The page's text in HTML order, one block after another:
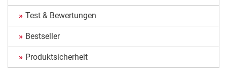
Test & Bewertungen
Bestseller
Produktsicherheit